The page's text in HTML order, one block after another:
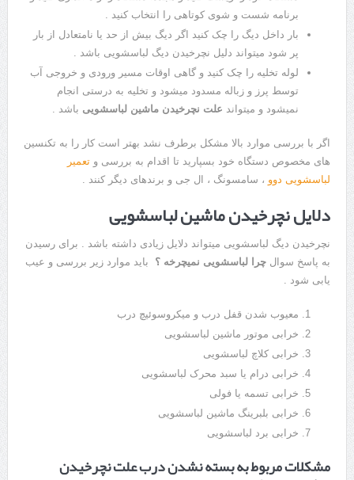
برنامه شست و شوی کوتاهی را انتخاب کنید .
بار داخل دیگ را چک کنید اگر دیگ بیش از حد یا نامتعادل از بار
پر شود میتواند دلیل نچرخیدن دیگ لباسشویی باشد .
لوله تخلیه را چک کنید و گاهی اوقات مسیر ورودی و خروجی آب
توسط پرز و زباله مسدود میشود و تخلیه به درستی انجام
نمیشود و میتواند علت نچرخیدن ماشین لباسشویی باشد .
اگر با بررسی موارد بالا مشکل برطرف نشد بهتر است کار را به تکنسین
های مخصوص دستگاه خود بسپارید تا اقدام به بررسی و تعمیر
لباسشویی دوو ، سامسونگ ، ال جی و برندهای دیگر کنند .
دلایل نچرخیدن ماشین لباسشویی
نچرخیدن دیگ لباسشویی میتواند دلایل زیادی داشته باشد . برای رسیدن
به پاسخ سوال چرا لباسشویی نمیچرخه ؟
باید موارد زیر بررسی و عیب
یابی شود .
معیوب شدن قفل درب و میکروسوئیچ درب
خرابی موتور ماشین لباسشویی
خرابی کلاچ لباسشویی
خرابی درام یا سبد محرک لباسشویی
خرابی تسمه یا فولی
خرابی بلبرینگ ماشین لباسشویی
خرابی برد لباسشویی
مشکلات مربوط به بسته نشدن درب علت نچرخیدن